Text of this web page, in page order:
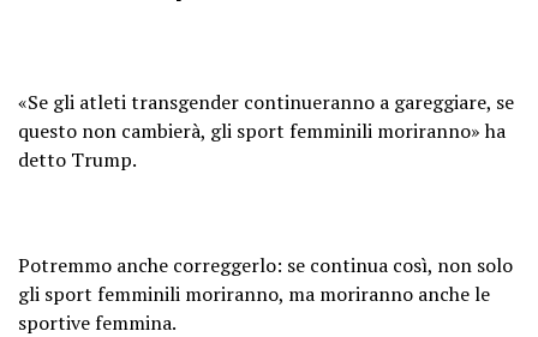
«Se gli atleti transgender continueranno a gareggiare, se
questo non cambierà, gli sport femminili moriranno» ha
detto Trump.
Potremmo anche correggerlo: se continua così, non solo
gli sport femminili moriranno, ma moriranno anche le
sportive femmina.